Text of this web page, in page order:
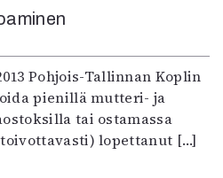
4/2026
2026
1/2026
Pohjois-Tallinnan Koplin
pienillä mutteri- ja
tai ostamassa
lopettanut […]